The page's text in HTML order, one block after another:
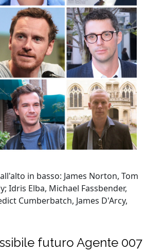
in basso: James Norton, Tom
Idris Elba, Michael Fassbender,
Cumberbatch, James D'Arcy,
futuro Agente 007